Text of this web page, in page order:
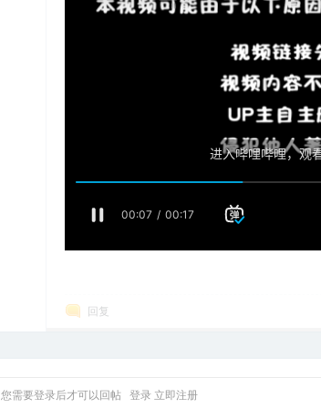
回复
您需要登录后才可以回帖 登录 立即注册